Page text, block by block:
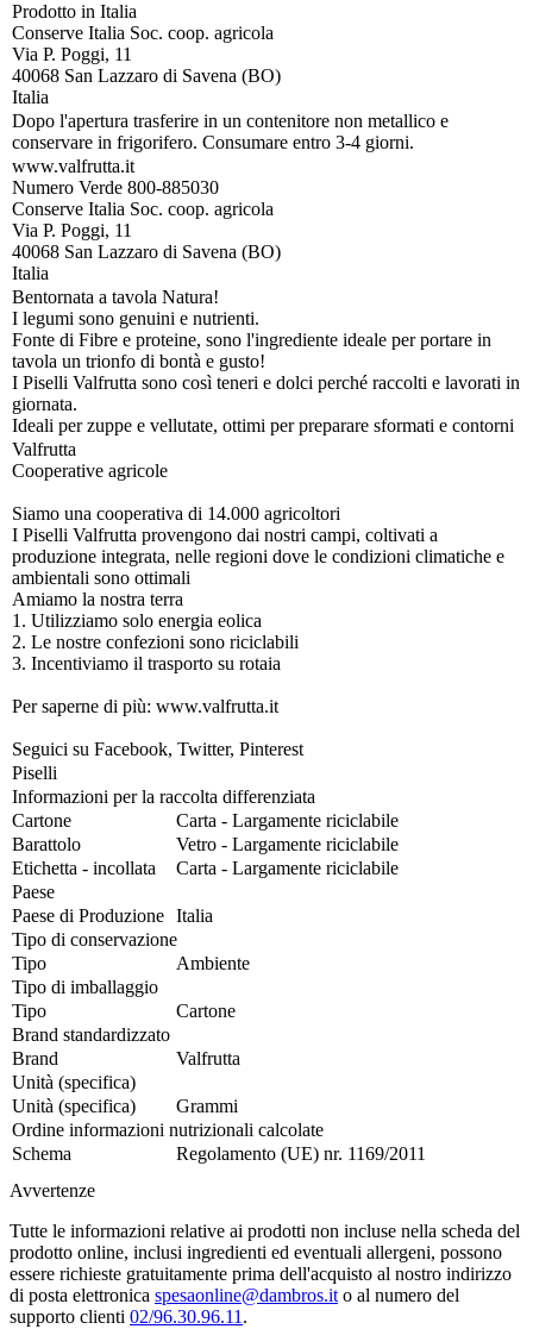
Prodotto in Italia
Conserve Italia Soc. coop. agricola
Via P. Poggi, 11
40068 San Lazzaro di Savena (BO)
Italia
Dopo l'apertura trasferire in un contenitore non metallico e
conservare in frigorifero. Consumare entro 3-4 giorni.
www.valfrutta.it
Numero Verde 800-885030
Conserve Italia Soc. coop. agricola
Via P. Poggi, 11
40068 San Lazzaro di Savena (BO)
Italia
Bentornata a tavola Natura!
I legumi sono genuini e nutrienti.
Fonte di Fibre e proteine, sono l'ingrediente ideale per portare in
tavola un trionfo di bontà e gusto!
I Piselli Valfrutta sono così teneri e dolci perché raccolti e lavorati in
giornata.
Ideali per zuppe e vellutate, ottimi per preparare sformati e contorni
Valfrutta
Cooperative agricole
Siamo una cooperativa di 14.000 agricoltori
I Piselli Valfrutta provengono dai nostri campi, coltivati a
produzione integrata, nelle regioni dove le condizioni climatiche e
ambientali sono ottimali
Amiamo la nostra terra
1. Utilizziamo solo energia eolica
2. Le nostre confezioni sono riciclabili
3. Incentiviamo il trasporto su rotaia
Per saperne di più: www.valfrutta.it
Seguici su Facebook, Twitter, Pinterest
Piselli
Informazioni per la raccolta differenziata
Cartone
Carta - Largamente riciclabile
Barattolo
Vetro - Largamente riciclabile
Etichetta - incollata
Carta - Largamente riciclabile
Paese
Paese di Produzione Italia
Tipo di conservazione
Tipo
Ambiente
Tipo di imballaggio
Tipo
Cartone
Brand standardizzato
Brand
Valfrutta
Unità (specifica)
Unità (specifica)
Grammi
Ordine informazioni nutrizionali calcolate
Schema
Regolamento (UE) nr. 1169/2011
Avvertenze
Tutte le informazioni relative ai prodotti non incluse nella scheda del
prodotto online, inclusi ingredienti ed eventuali allergeni, possono
essere richieste gratuitamente prima dell'acquisto al nostro indirizzo
di posta elettronica spesaonline@dambros.it o al numero del
supporto clienti 02/96.30.96.11 .